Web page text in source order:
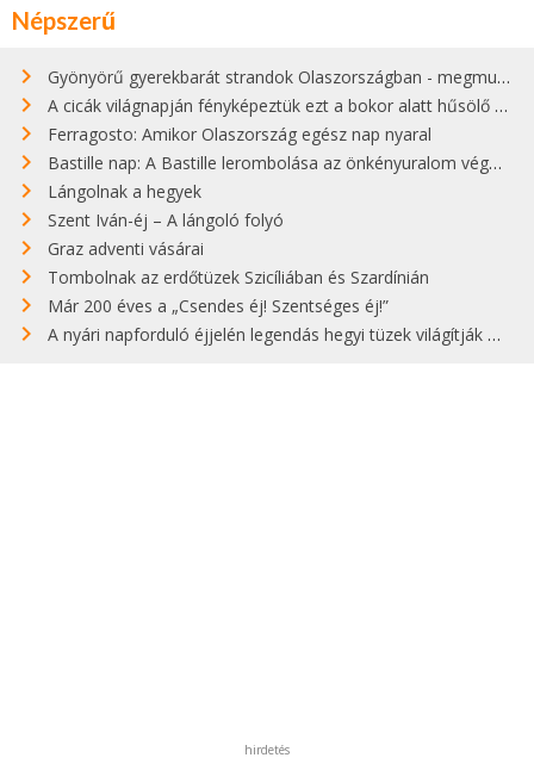
Népszerű
Gyönyörű gyerekbarát strandok Olaszországban - megmutatjuk a 15 legjobbat
A cicák világnapján fényképeztük ezt a bokor alatt hűsölő cicát Kisorosziban
Ferragosto: Amikor Olaszország egész nap nyaral
Bastille nap: A Bastille lerombolása az önkényuralom végét jelentette
Lángolnak a hegyek
Szent Iván-éj – A lángoló folyó
Graz adventi vásárai
Tombolnak az erdőtüzek Szicíliában és Szardínián
Már 200 éves a „Csendes éj! Szentséges éj!”
A nyári napforduló éjjelén legendás hegyi tüzek világítják meg Zugspitzét
hirdetés